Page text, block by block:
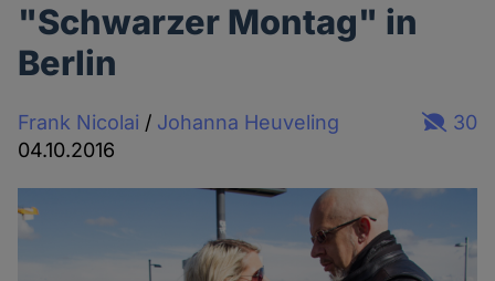
"Schwarzer Montag" in
Berlin
Frank Nicolai / Johanna Heuveling
04.10.2016
30